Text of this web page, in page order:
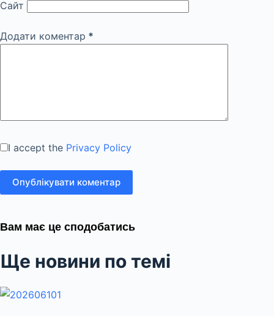
Сайт
Додати коментар *
I accept the Privacy Policy
Опублікувати коментар
Вам має це сподобатись
Ще новини по темі